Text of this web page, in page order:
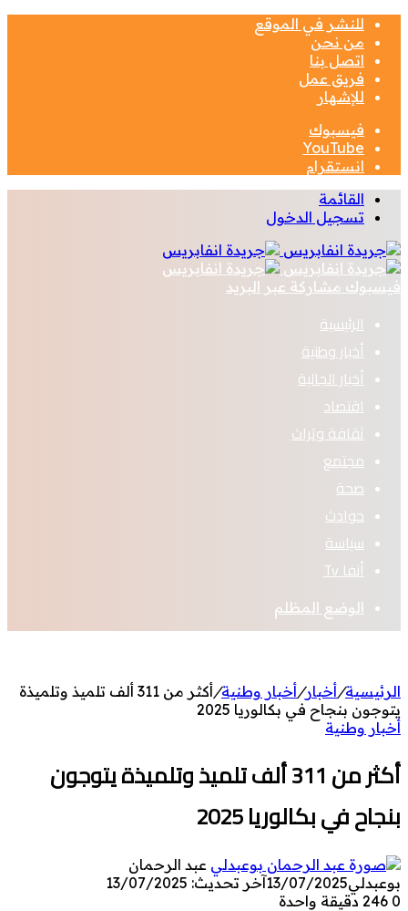
للنشر في الموقع
من نحن
اتصل بنا
فريق عمل
للإشهار
فيسبوك
‫YouTube
انستقرام
القائمة
تسجيل الدخول
فيسبوك مشاركة عبر البريد
الرئيسية
أخبار وطنية
أخبار الجالية
اقتصاد
ثقافة وتراث
مجتمع
صحة
حوادث
سياسة
أنفا Tv
الوضع المظلم
الرئيسية/أخبار/أخبار وطنية/
أكثر من 311 ألف تلميذ وتلميذة
يتوجون بنجاح في بكالوريا 2025
أخبار وطنية
أكثر من 311 ألف تلميذ وتلميذة يتوجون
بنجاح في بكالوريا 2025
عبد الرحمان
بوعبدلي13/07/2025آخر تحديث: 13/07/2025
0
دقيقة واحدة